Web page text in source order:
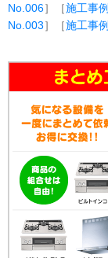
No.006］［施工事
No.003］［施工事